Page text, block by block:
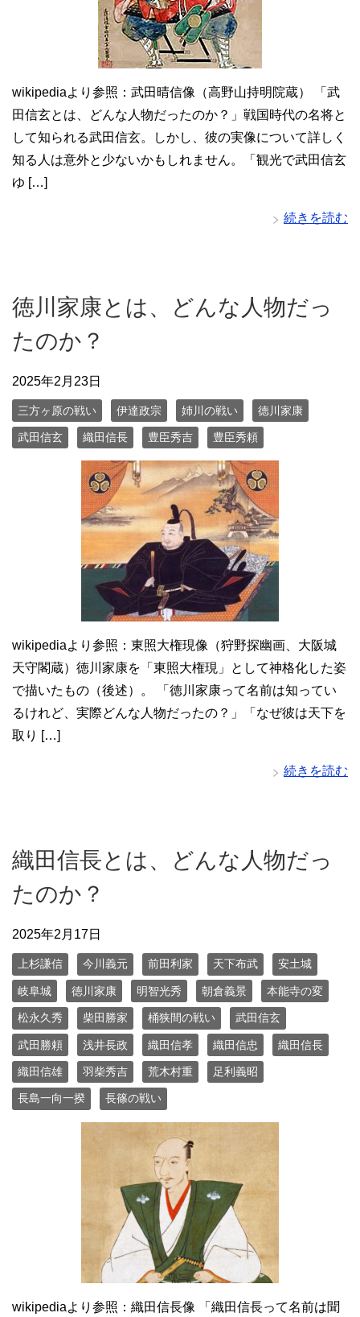
wikipediaより参照：武田晴信像（高野山持明院蔵） 「武
田信玄とは、どんな人物だったのか？」戦国時代の名将と
して知られる武田信玄。しかし、彼の実像について詳しく
知る人は意外と少ないかもしれません。「観光で武田信玄
ゆ […]
続きを読む
徳川家康とは、どんな人物だっ
たのか？
2025年2月23日
三方ヶ原の戦い 伊達政宗 姉川の戦い 徳川家康
武田信玄 織田信長 豊臣秀吉 豊臣秀頼
wikipediaより参照：東照大権現像（狩野探幽画、大阪城
天守閣蔵）徳川家康を「東照大権現」として神格化した姿
で描いたもの（後述）。 「徳川家康って名前は知ってい
るけれど、実際どんな人物だったの？」「なぜ彼は天下を
取り […]
続きを読む
織田信長とは、どんな人物だっ
たのか？
2025年2月17日
上杉謙信 今川義元 前田利家 天下布武 安土城
岐阜城 徳川家康 明智光秀 朝倉義景 本能寺の変
松永久秀 柴田勝家 桶狭間の戦い 武田信玄
武田勝頼 浅井長政 織田信孝 織田信忠 織田信長
織田信雄 羽柴秀吉 荒木村重 足利義昭
長島一向一揆 長篠の戦い
wikipediaより参照：織田信長像 「織田信長って名前は聞